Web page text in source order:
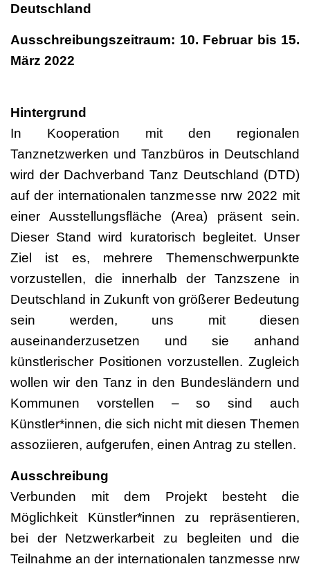
Deutschland
Ausschreibungszeitraum: 10. Februar bis 15.
März 2022
Hintergrund
In Kooperation mit den regionalen
Tanznetzwerken und Tanzbüros in Deutschland
wird der Dachverband Tanz Deutschland (DTD)
auf der internationalen tanzmesse nrw 2022 mit
einer Ausstellungsfläche (Area) präsent sein.
Dieser Stand wird kuratorisch begleitet. Unser
Ziel ist es, mehrere Themenschwerpunkte
vorzustellen, die innerhalb der Tanzszene in
Deutschland in Zukunft von größerer Bedeutung
sein werden, uns mit diesen
auseinanderzusetzen und sie anhand
künstlerischer Positionen vorzustellen. Zugleich
wollen wir den Tanz in den Bundesländern und
Kommunen vorstellen – so sind auch
Künstler*innen, die sich nicht mit diesen Themen
assoziieren, aufgerufen, einen Antrag zu stellen.
Ausschreibung
Verbunden mit dem Projekt besteht die
Möglichkeit Künstler*innen zu repräsentieren,
bei der Netzwerkarbeit zu begleiten und die
Teilnahme an der internationalen tanzmesse nrw